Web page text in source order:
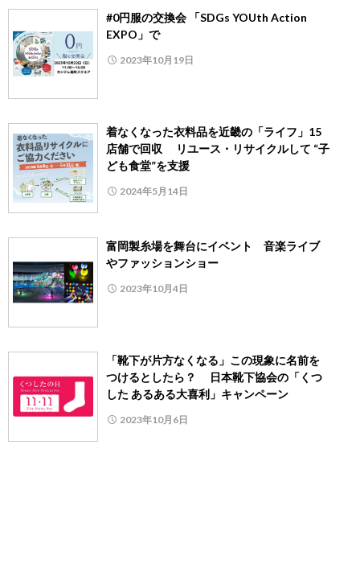
#0円服の交換会 「SDGs YOUth Action
EXPO」で
2023年10月19日
着なくなった衣料品を近畿の「ライフ」15
店舗で回収 リユース・リサイクルして “子
ども食堂”を支援
2024年5月14日
富岡製糸場を舞台にイベント 音楽ライブ
やファッションショー
2023年10月4日
「靴下が片方なくなる」この現象に名前を
つけるとしたら？ 日本靴下協会の「くつ
した あるある大喜利」キャンペーン
2023年10月6日